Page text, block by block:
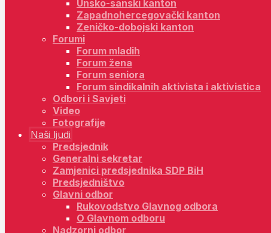
Unsko-sanski kanton
Zapadnohercegovački kanton
Zeničko-dobojski kanton
Forumi
Forum mladih
Forum žena
Forum seniora
Forum sindikalnih aktivista i aktivistica
Odbori i Savjeti
Video
Fotografije
Naši ljudi
Predsjednik
Generalni sekretar
Zamjenici predsjednika SDP BiH
Predsjedništvo
Glavni odbor
Rukovodstvo Glavnog odbora
O Glavnom odboru
Nadzorni odbor